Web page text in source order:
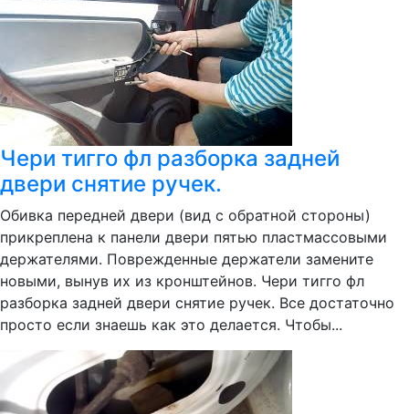
Чери тигго фл разборка задней
двери снятие ручек.
Обивка передней двери (вид с обратной стороны)
прикреплена к панели двери пятью пластмассовыми
держателями. Поврежденные держатели замените
новыми, вынув их из кронштейнов. Чери тигго фл
разборка задней двери снятие ручек. Все достаточно
просто если знаешь как это делается. Чтобы...